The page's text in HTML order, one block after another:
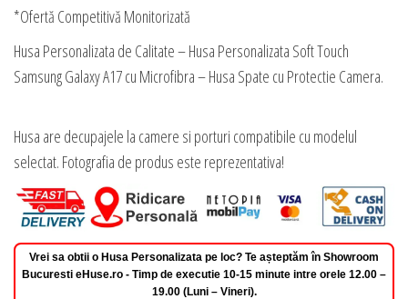
*Ofertă Competitivă Monitorizată
Husa Personalizata de Calitate – Husa Personalizata Soft Touch
Samsung Galaxy A17 cu Microfibra – Husa Spate cu Protectie Camera.
Husa are decupajele la camere si porturi compatibile cu modelul
selectat. Fotografia de produs este reprezentativa!
Vrei sa obtii o Husa Personalizata pe loc? Te așteptăm în Showroom
Bucuresti eHuse.ro - Timp de executie 10-15 minute intre orele 12.00 –
19.00 (Luni – Vineri).